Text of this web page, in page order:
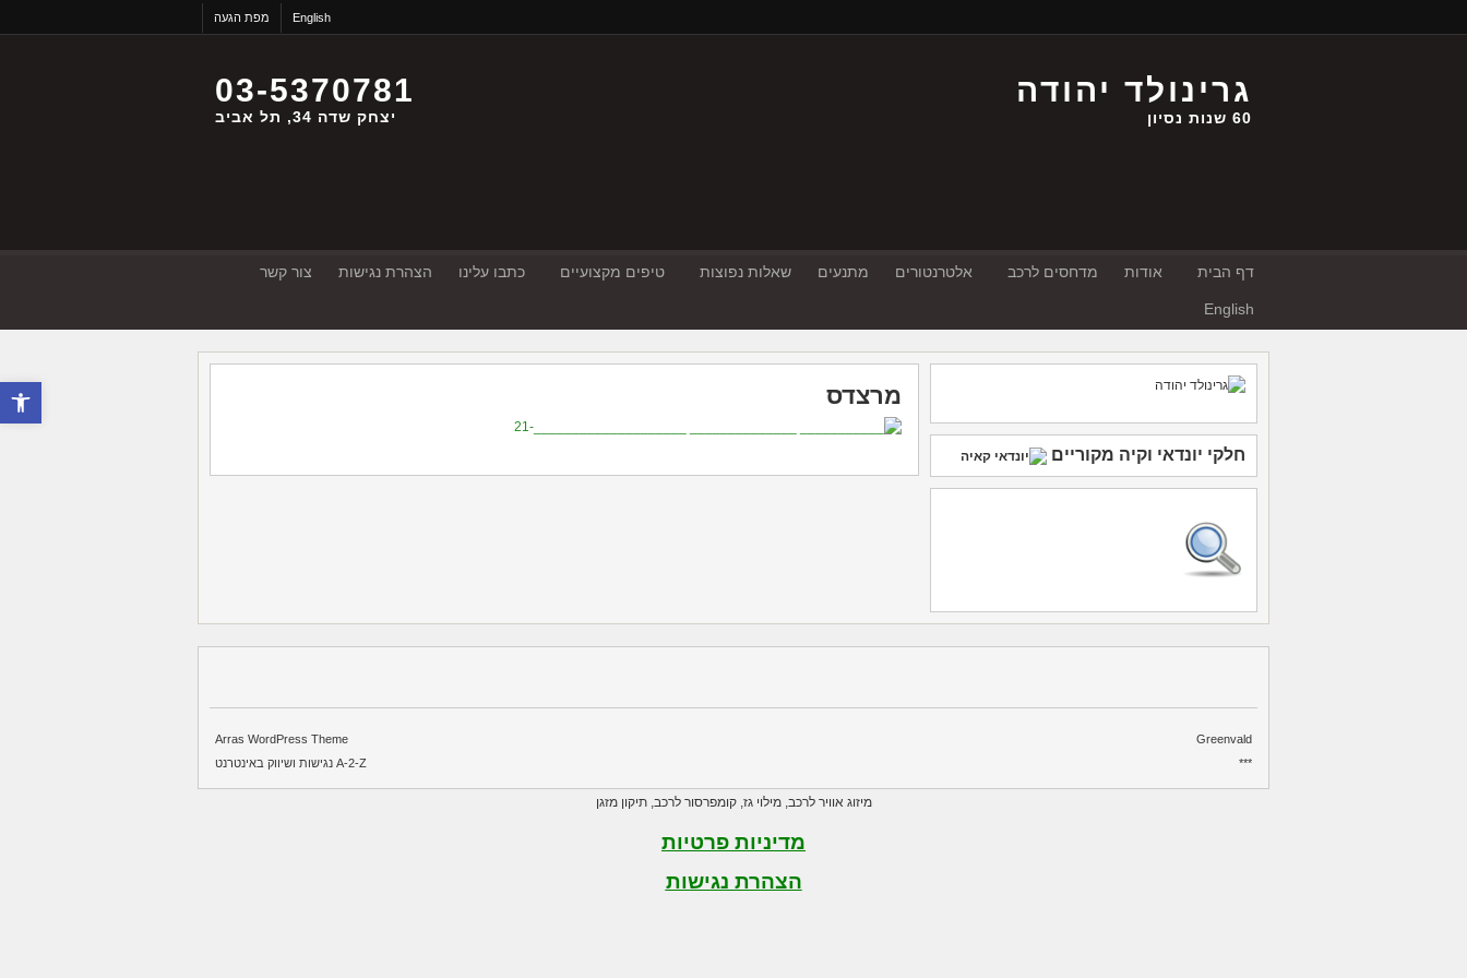
פתח
English מפת הגעה
גרינולד יהודה 03-5370781
60 שנות נסיון יצחק שדה 34, תל אביב
דף הבית אודות מדחסים לרכב אלטרנטורים מתנעים שאלות נפוצות טיפים מקצועיים כתבו עלינו הצהרת נגישות צור קשר
English
מרצדס
חלקי יונדאי וקיה מקוריים
Arras WordPress Theme
A-2-Z נגישות ושיווק באינטרנט
Greenvald
***
מיזוג אוויר לרכב,מילוי גז,קומפרסור לרכב,תיקון מזגן
מדיניות פרטיות
הצהרת נגישות